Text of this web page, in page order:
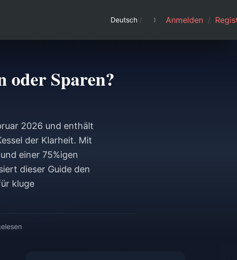
Deutsch / Anmelden /
Sparen?
2026 und enthält
der Klarheit. Mit
einer 75%igen
dieser Guide den
kluge